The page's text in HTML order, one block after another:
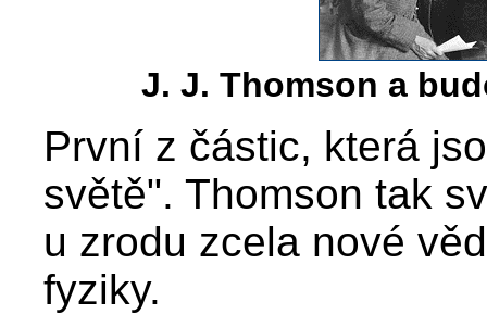
J. J. Thomson a
První z částic, která
světě". Thomson tak
u zrodu zcela nové
fyziky.